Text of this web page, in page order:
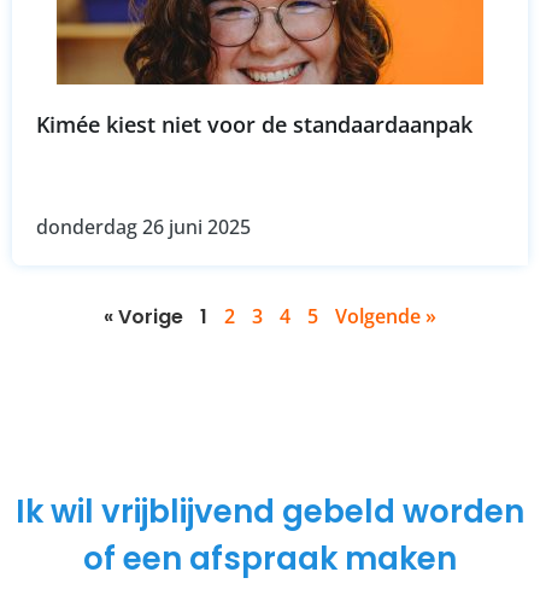
Kimée kiest niet voor de standaardaanpak
donderdag 26 juni 2025
« Vorige 1 2 3 4 5 Volgende »
Ik wil vrijblijvend gebeld worden
of een afspraak maken